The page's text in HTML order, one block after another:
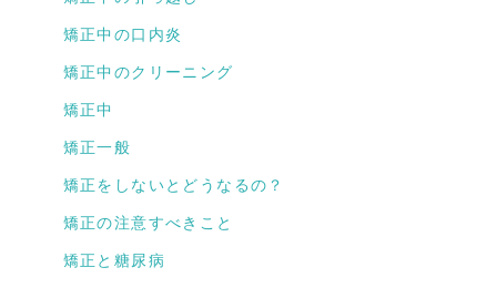
矯正中の口内炎
矯正中のクリーニング
矯正中
矯正一般
矯正をしないとどうなるの？
矯正の注意すべきこと
矯正と糖尿病